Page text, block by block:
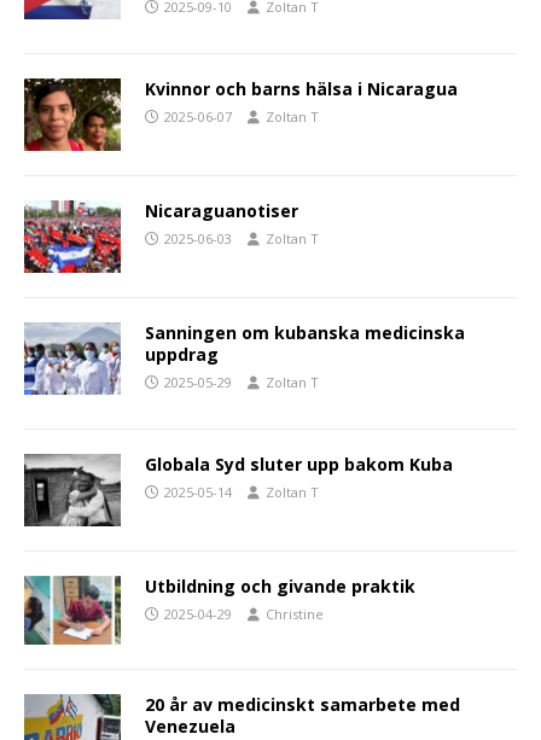
2025-09-10 Zoltan T
Kvinnor och barns hälsa i Nicaragua
2025-06-07 Zoltan T
Nicaraguanotiser
2025-06-03 Zoltan T
Sanningen om kubanska medicinska
uppdrag
2025-05-29 Zoltan T
Globala Syd sluter upp bakom Kuba
2025-05-14 Zoltan T
Utbildning och givande praktik
2025-04-29 Christine
20 år av medicinskt samarbete med
Venezuela